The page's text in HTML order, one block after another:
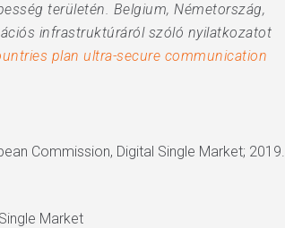
területén. Belgium, Németország,
infrastruktúráról szóló nyilatkozatot
plan ultra-secure communication
Commission, Digital Single Market; 2019.
Market